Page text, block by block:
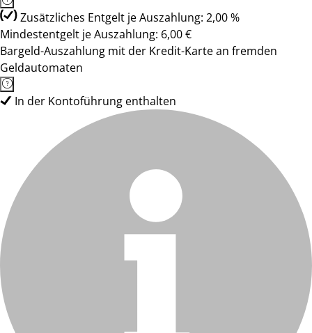
Zusätzliches Entgelt je Auszahlung: 2,00 %
Mindestentgelt je Auszahlung: 6,00 €
Bargeld-Auszahlung mit der Kredit-Karte an fremden
Geldautomaten
In der Kontoführung enthalten